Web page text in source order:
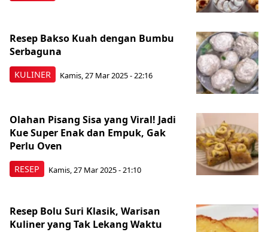
KULINER
Resep Bakso Kuah dengan Bumbu
Serbaguna
Kamis, 27 Mar 2025 - 22:16
RESEP
Olahan Pisang Sisa yang Viral! Jadi
Kue Super Enak dan Empuk, Gak
Perlu Oven
Kamis, 27 Mar 2025 - 21:10
Resep Bolu Suri Klasik, Warisan
Kuliner yang Tak Lekang Waktu